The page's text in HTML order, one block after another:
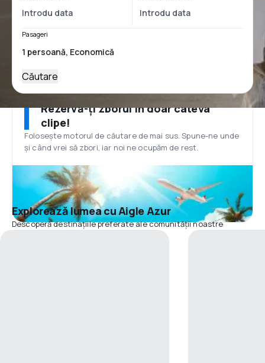
Pasageri
Căutare
Rezervă-ți zborul în doar câteva
clipe!
Folosește motorul de căutare de mai sus. Spune-ne unde
și când vrei să zbori, iar noi ne ocupăm de rest.
Explorează lumea cu Aigle Azur
Descoperă destinațiile preferate ale comunității noastre